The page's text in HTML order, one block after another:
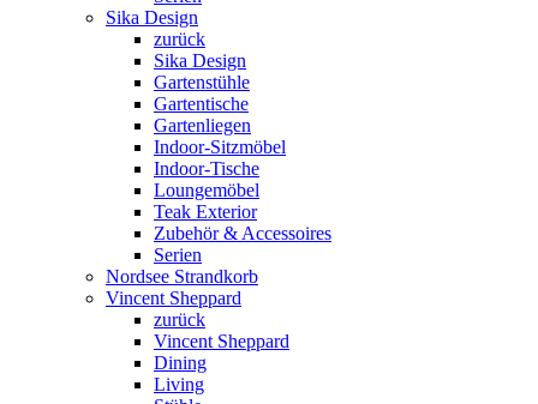
Sika Design
zurück
Sika Design
Gartenstühle
Gartentische
Gartenliegen
Indoor-Sitzmöbel
Indoor-Tische
Loungemöbel
Teak Exterior
Zubehör & Accessoires
Serien
Nordsee Strandkorb
Vincent Sheppard
zurück
Vincent Sheppard
Dining
Living